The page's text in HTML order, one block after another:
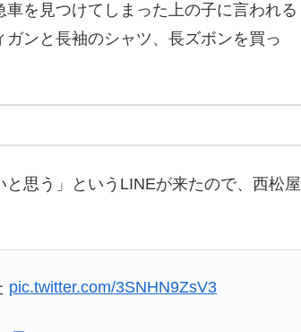
を見つけてしまった上の子に言われる
ンと長袖のシャツ、長ズボンを買っ
思う」というLINEが来たので、西松屋
pic.twitter.com/3SNHN9ZsV3